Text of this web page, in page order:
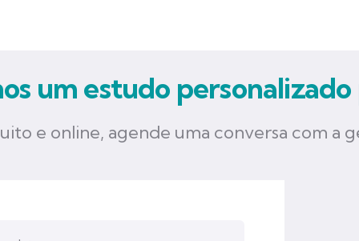
um estudo personalizado
e online, agende uma conversa com a